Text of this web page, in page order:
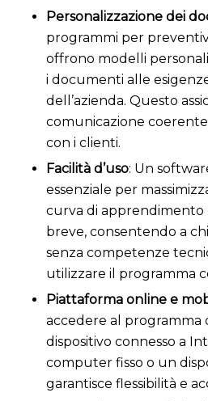
Personalizzazione dei
programmi per
offrono modelli
i documenti alle
dell’azienda. Questo
comunicazione
con i clienti.
Facilità d’uso: Un
essenziale per
curva di apprendimento
breve, consentendo a
senza competenze
utilizzare il programma
Piattaforma online e
accedere al programma
dispositivo connesso a
computer fisso o un
garantisce flessibilità e